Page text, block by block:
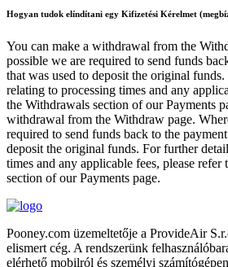
Hogyan tudok elíndítani egy Kifizetési Kérelmet
You can make a withdrawal from the
possible we are required to send funds
that was used to deposit the original
relating to processing times and any
the Withdrawals section of our Payments
withdrawal from the Withdraw page.
required to send funds back to the
deposit the original funds. For further
times and any applicable fees, please
section of our Payments page.
Pooney.com üzemeltetője a ProvideAir
elismert cég. A rendszerünk
elérhető mobilról és személyi